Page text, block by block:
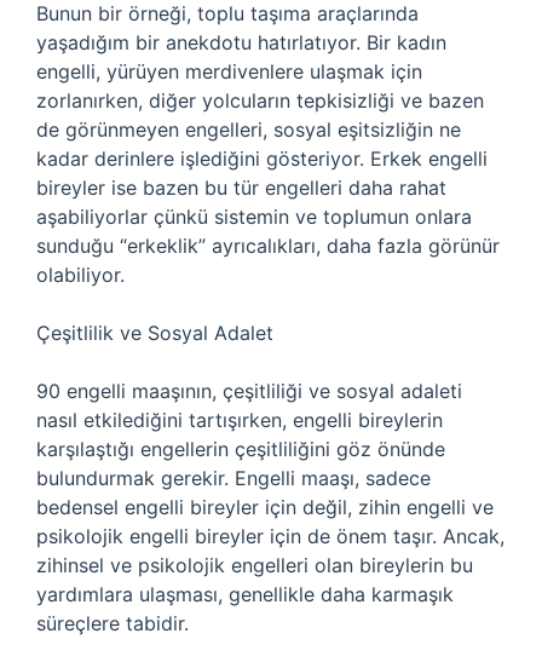
Bunun bir örneği, toplu taşıma araçlarında
yaşadığım bir anekdotu hatırlatıyor. Bir kadın
engelli, yürüyen merdivenlere ulaşmak için
zorlanırken, diğer yolcuların tepkisizliği ve bazen
de görünmeyen engelleri, sosyal eşitsizliğin ne
kadar derinlere işlediğini gösteriyor. Erkek engelli
bireyler ise bazen bu tür engelleri daha rahat
aşabiliyorlar çünkü sistemin ve toplumun onlara
sunduğu “erkeklik” ayrıcalıkları, daha fazla görünür
olabiliyor.
Çeşitlilik ve Sosyal Adalet
90 engelli maaşının, çeşitliliği ve sosyal adaleti
nasıl etkilediğini tartışırken, engelli bireylerin
karşılaştığı engellerin çeşitliliğini göz önünde
bulundurmak gerekir. Engelli maaşı, sadece
bedensel engelli bireyler için değil, zihin engelli ve
psikolojik engelli bireyler için de önem taşır. Ancak,
zihinsel ve psikolojik engelleri olan bireylerin bu
yardımlara ulaşması, genellikle daha karmaşık
süreçlere tabidir.